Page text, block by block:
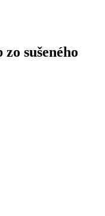
sušeného